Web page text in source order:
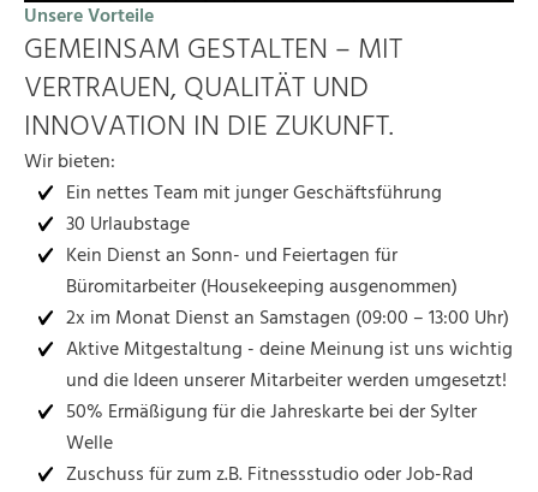
Unsere Vorteile
GEMEINSAM GESTALTEN – MIT
VERTRAUEN, QUALITÄT UND
INNOVATION IN DIE ZUKUNFT.
Wir bieten:
Ein nettes Team mit junger Geschäftsführung
30 Urlaubstage
Kein Dienst an Sonn- und Feiertagen für
Büromitarbeiter (Housekeeping ausgenommen)
2x im Monat Dienst an Samstagen (09:00 – 13:00 Uhr)
Aktive Mitgestaltung - deine Meinung ist uns wichtig
und die Ideen unserer Mitarbeiter werden umgesetzt!
50% Ermäßigung für die Jahreskarte bei der Sylter
Welle
Zuschuss für zum z.B. Fitnessstudio oder Job-Rad